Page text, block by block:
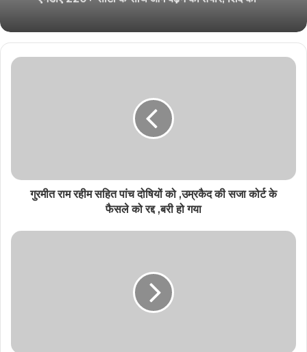
गुरमीत राम रहीम सहित पांच दोषियों को ,उम्रकैद की सजा कोर्ट के
फैसले को रद्द ,बरी हो गया